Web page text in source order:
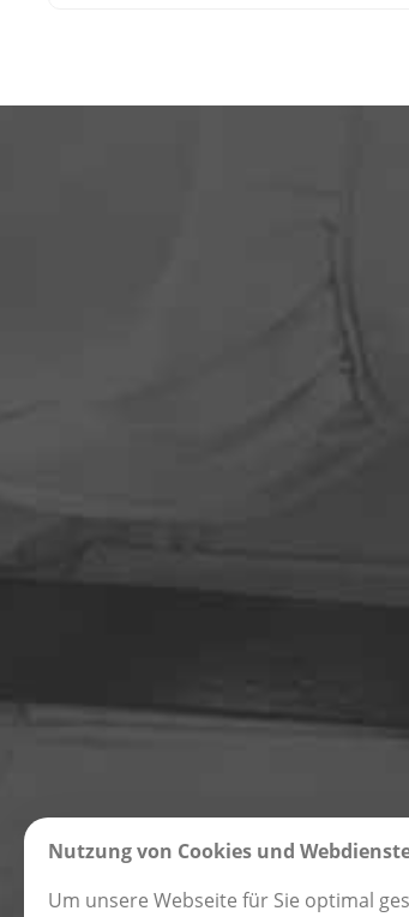
Privatssphäre-
Google Analytics
Nutzung von Cookies und
Um unsere Webseite für Sie optimal